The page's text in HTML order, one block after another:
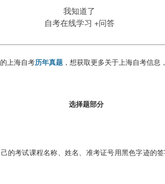
我知道了
自考在线学习 +问答
上海自考历年真题 ，想获取更多关于上海自考信息
选择题部分
考试课程名称、姓名、准考证号用黑色字迹的